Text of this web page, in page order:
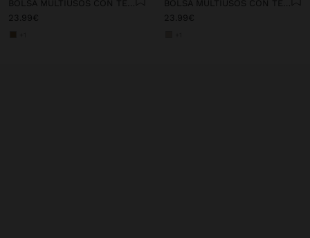
BOLSA MULTIUSOS CON TEXTURA SUAVE
23.99€
BOLSA MULTIUSOS CON TEXTURA SUAVE
23.99€